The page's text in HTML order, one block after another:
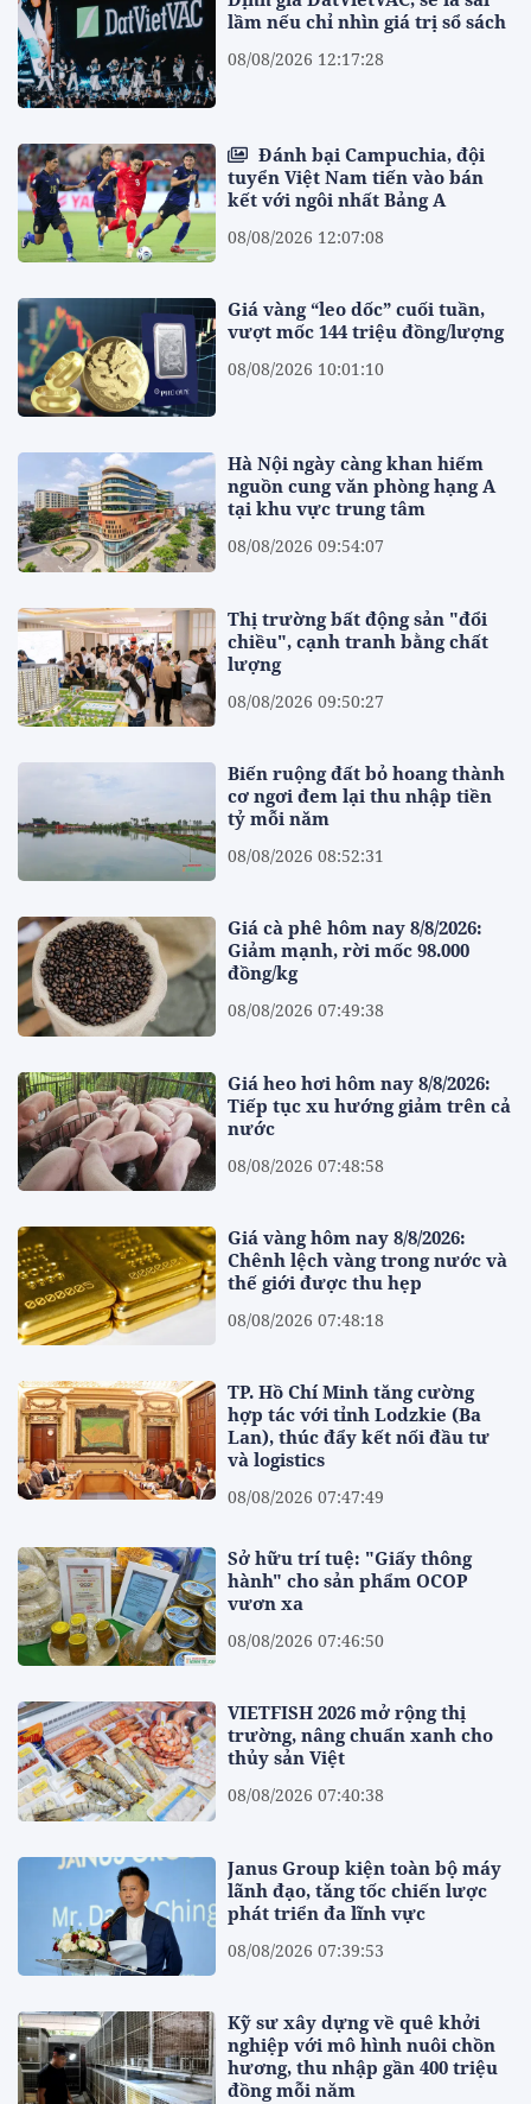
lầm nếu chỉ nhìn giá trị sổ sách
08/08/2026 12:17:28
Đánh bại Campuchia, đội
tuyển Việt Nam tiến vào bán
kết với ngôi nhất Bảng A
08/08/2026 12:07:08
Giá vàng “leo dốc” cuối tuần,
vượt mốc 144 triệu đồng/lượng
08/08/2026 10:01:10
Hà Nội ngày càng khan hiếm
nguồn cung văn phòng hạng A
tại khu vực trung tâm
08/08/2026 09:54:07
Thị trường bất động sản "đổi
chiều", cạnh tranh bằng chất
lượng
08/08/2026 09:50:27
Biến ruộng đất bỏ hoang thành
cơ ngơi đem lại thu nhập tiền
tỷ mỗi năm
08/08/2026 08:52:31
Giá cà phê hôm nay 8/8/2026:
Giảm mạnh, rời mốc 98.000
đồng/kg
08/08/2026 07:49:38
Giá heo hơi hôm nay 8/8/2026:
Tiếp tục xu hướng giảm trên cả
nước
08/08/2026 07:48:58
Giá vàng hôm nay 8/8/2026:
Chênh lệch vàng trong nước và
thế giới được thu hẹp
08/08/2026 07:48:18
TP. Hồ Chí Minh tăng cường
hợp tác với tỉnh Lodzkie (Ba
Lan), thúc đẩy kết nối đầu tư
và logistics
08/08/2026 07:47:49
Sở hữu trí tuệ: "Giấy thông
hành" cho sản phẩm OCOP
vươn xa
08/08/2026 07:46:50
VIETFISH 2026 mở rộng thị
trường, nâng chuẩn xanh cho
thủy sản Việt
08/08/2026 07:40:38
Janus Group kiện toàn bộ máy
lãnh đạo, tăng tốc chiến lược
phát triển đa lĩnh vực
08/08/2026 07:39:53
Kỹ sư xây dựng về quê khởi
nghiệp với mô hình nuôi chồn
hương, thu nhập gần 400 triệu
đồng mỗi năm